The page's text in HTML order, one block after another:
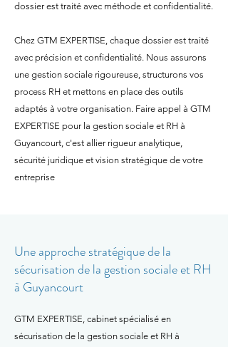
dossier est traité avec méthode et confidentialité.
Chez GTM EXPERTISE, chaque dossier est traité
avec précision et confidentialité. Nous assurons
une gestion sociale rigoureuse, structurons vos
process RH et mettons en place des outils
adaptés à votre organisation. Faire appel à GTM
EXPERTISE pour la gestion sociale et RH à
Guyancourt, c'est allier rigueur analytique,
sécurité juridique et vision stratégique de votre
entreprise
Une approche stratégique de la
sécurisation de la gestion sociale et RH
à Guyancourt
GTM EXPERTISE, cabinet spécialisé en
sécurisation de la gestion sociale et RH à